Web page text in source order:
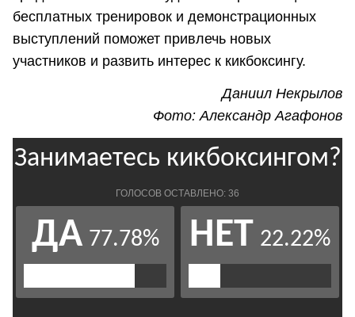
бесплатных тренировок и демонстрационных
выступлений поможет привлечь новых
участников и развить интерес к кикбоксингу.
Даниил Некрылов
Фото: Александр Агафонов